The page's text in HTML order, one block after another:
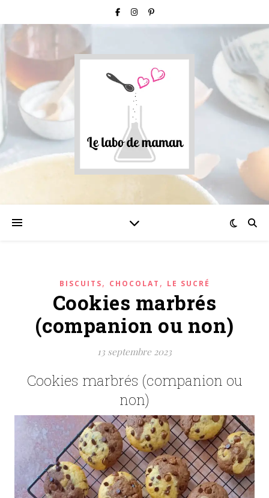
BISCUITS, CHOCOLAT , LE SUCRÉ
Cookies marbrés
(companion ou non)
13 septembre 2023
Cookies marbrés (companion ou
non)